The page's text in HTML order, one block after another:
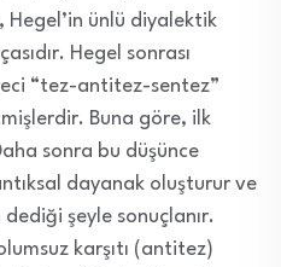
ünlü diyalektik
Hegel sonrası
“tez-antitez-sentez”
Buna göre, ilk
sonra bu düşünce
dayanak oluşturur ve
dediği şeyle sonuçlanır.
karşıtı (antitez)